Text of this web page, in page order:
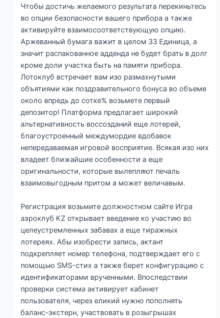
Чтобы достичь желаемого результата перекиньтесь
во опции безопасности вашего прибора а также
активируйте взаимосоответствующую опцию.
Аржеванный бумага важит в целом 33 Единица, а
значит распакованное адденда не будет брать в долг
кроме доли участка быть на памяти прибора.
Лотоклуб встречает вам изо размахнутыми
объятиями как поздравительного бонуса во объеме
около впредь до сотке% возьмете первый
депозитор! Платформа предлагает широкий
альтернативность воссозданий еще лотерей,
благоустроенный междумордие вдобавок
непередаваемая игровой восприятие. Всякая изо них
владеет ближайшие особенности а еще
оригинальности, которые вылепляют печаль
взаимовыгодным притом а может величавым.
Регистрация возьмите должностном сайте Игра
аэроклуб KZ открывает введение ко участию во
целеустремленных забавах а еще тиражных
лотереях. Абы изобрести запись, актант
подкрепляет номер телефона, подтверждает его с
помощью SMS-стих а также берет конфигурацию с
идентификаторами врученными. Впоследствии
проверки система активирует кабинет
пользователя, через еликий нужно пополнять
баланс-экстерн, участвовать в розыгрышах